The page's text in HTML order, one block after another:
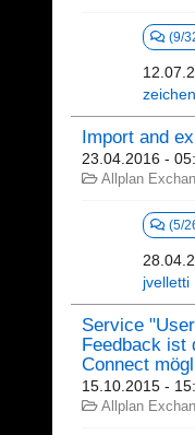
(9/
Import and
23.04.2016 -
Allplan
(5/
jvelletti
Service
Feedback ist
Connect
15.10.2015 -
Allplan